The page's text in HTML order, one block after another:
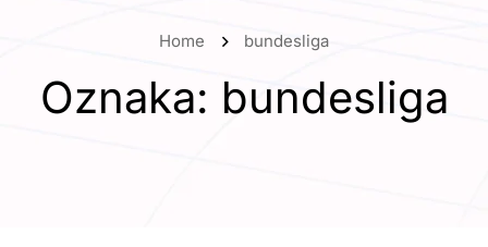
Home bundesliga
Oznaka: bundesliga